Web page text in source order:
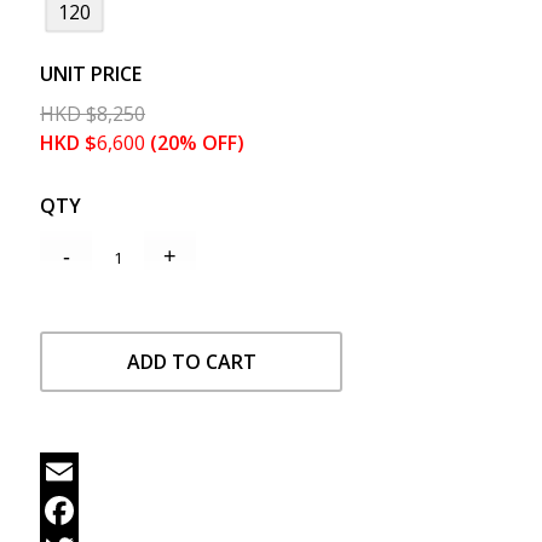
120
UNIT PRICE
HKD$8,250
HKD $6,600 (20% OFF)
QTY
ADD TO CART
Email